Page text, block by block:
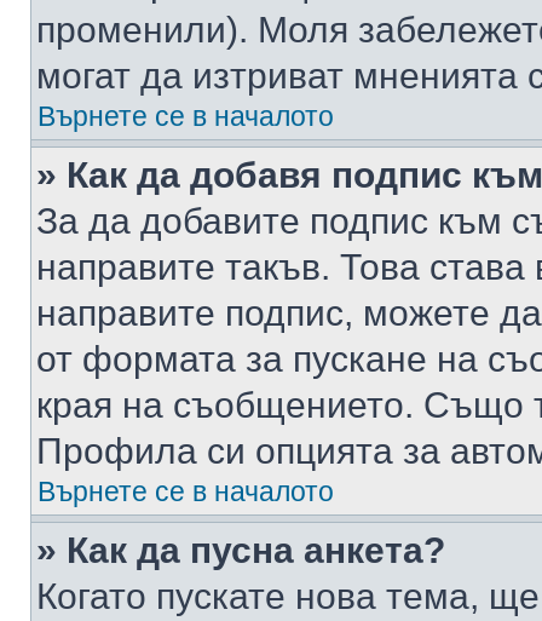
променили). Моля
могат да изтриват мненията
Върнете се в началото
» Как да добавя подпис
За да добавите подпис към
направите такъв. Това
направите подпис, можете
от формата за пускане на
края на съобщението. Също
Профила си опцията за
Върнете се в началото
» Как да пусна анкета?
Когато пускате нова тема,